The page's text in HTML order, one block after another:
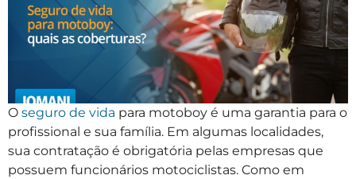
O seguro de vida para motoboy é uma garantia para o
profissional e sua família. Em algumas localidades,
sua contratação é obrigatória pelas empresas que
possuem funcionários motociclistas. Como em